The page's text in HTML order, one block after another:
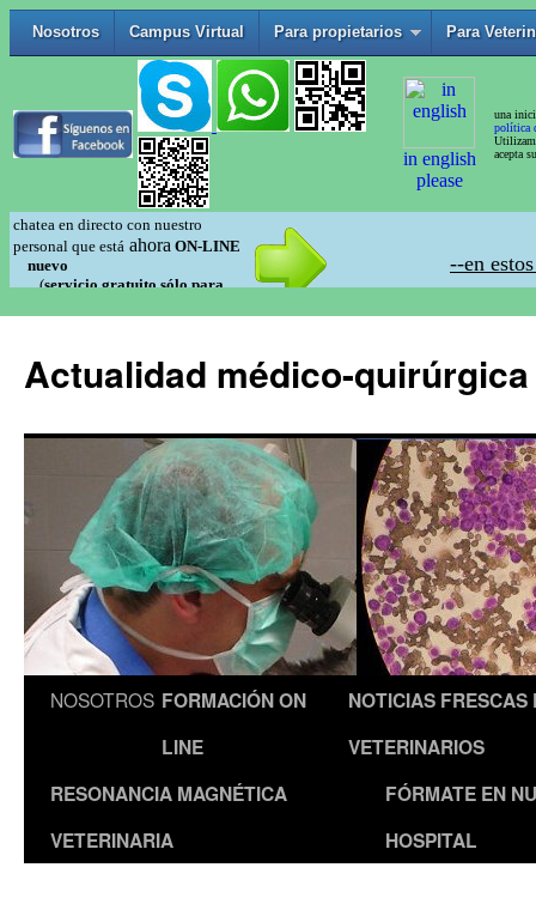
Actualidad médico-
NOSOTROS FORMACIÓN ON
LINE
NOTICIAS FRESCAS
VETERINARIOS
RESONANCIA MAGNÉTICA
VETERINARIA
FÓRMATE EN
HOSPITAL